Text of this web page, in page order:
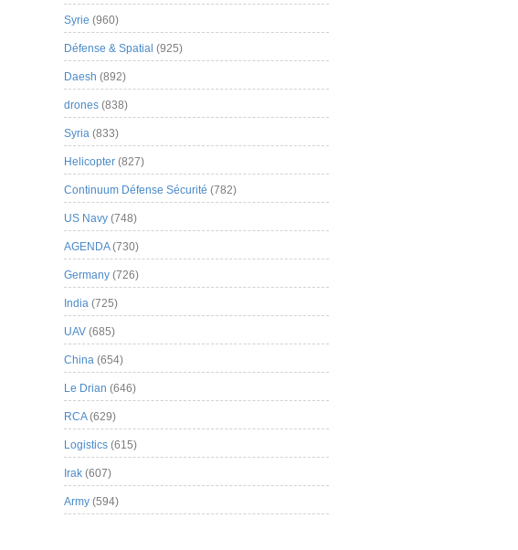
Syrie (960)
Défense & Spatial (925)
Daesh (892)
drones (838)
Syria (833)
Helicopter (827)
Continuum Défense Sécurité (782)
US Navy (748)
AGENDA(730)
Germany (726)
India (725)
UAV (685)
China (654)
Le Drian (646)
RCA(629)
Logistics (615)
Irak (607)
Army (594)